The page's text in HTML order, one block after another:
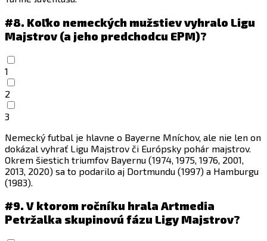
#8. Koľko nemeckých mužstiev vyhralo Ligu
Majstrov (a jeho predchodcu EPM)?
1
2
3
Nemecký futbal je hlavne o Bayerne Mníchov, ale nie len on
dokázal vyhrať Ligu Majstrov či Európsky pohár majstrov.
Okrem šiestich triumfov Bayernu (1974, 1975, 1976, 2001,
2013, 2020) sa to podarilo aj Dortmundu (1997) a Hamburgu
(1983).
#9. V ktorom ročníku hrala Artmedia
Petržalka skupinovú fázu Ligy Majstrov?